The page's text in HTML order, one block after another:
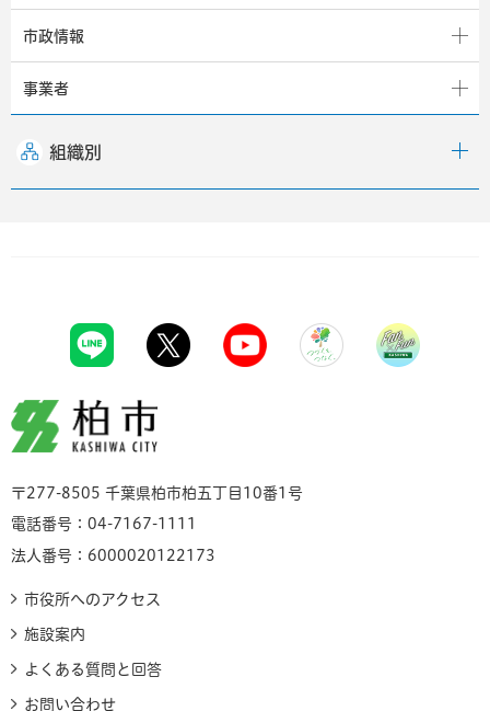
市政情報
事業者
組織別
柏市
〒277-8505 千葉県柏市柏五丁目10番1号
電話番号：04-7167-1111
法人番号：6000020122173
市役所へのアクセス
施設案内
よくある質問と回答
お問い合わせ